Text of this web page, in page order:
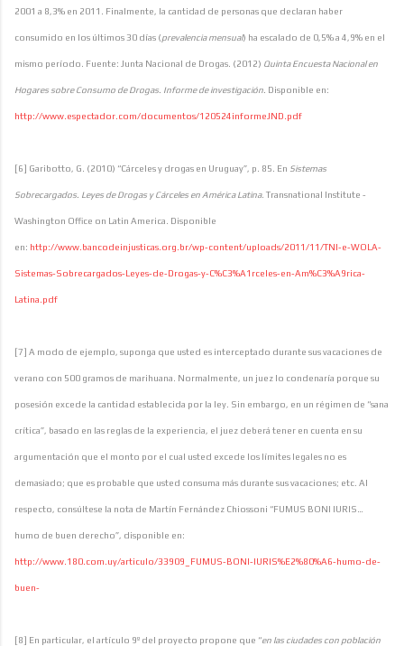
2001 a 8,3% en 2011. Finalmente, la cantidad de personas que declaran haber
consumido en los últimos 30 días (prevalencia mensual) ha escalado de 0,5% a 4,9% en el
mismo período. Fuente: Junta Nacional de Drogas. (2012) Quinta Encuesta Nacional en
Hogares sobre Consumo de Drogas. Informe de investigación. Disponible en:
http://www.espectador.com/documentos/120524informeJND.pdf
[6] Garibotto, G. (2010) “Cárceles y drogas en Uruguay”, p. 85. En Sistemas
Sobrecargados. Leyes de Drogas y Cárceles en América Latina. Transnational Institute -
Washington Office on Latin America. Disponible
en: http://www.bancodeinjusticas.org.br/wp-content/uploads/2011/11/TNI-e-WOLA-
Sistemas-Sobrecargados-Leyes-de-Drogas-y-C%C3%A1rceles-en-Am%C3%A9rica-
Latina.pdf
[7] A modo de ejemplo, suponga que usted es interceptado durante sus vacaciones de
verano con 500 gramos de marihuana. Normalmente, un juez lo condenaría porque su
posesión excede la cantidad establecida por la ley. Sin embargo, en un régimen de “sana
crítica”, basado en las reglas de la experiencia, el juez deberá tener en cuenta en su
argumentación que el monto por el cual usted excede los límites legales no es
demasiado; que es probable que usted consuma más durante sus vacaciones; etc. Al
respecto, consúltese la nota de Martín Fernández Chiossoni “FUMUS BONI IURIS…
humo de buen derecho”, disponible en:
http://www.180.com.uy/articulo/33909_FUMUS-BONI-IURIS%E2%80%A6-humo-de-
buen-
[8] En particular, el artículo 9º del proyecto propone que “en las ciudades con población